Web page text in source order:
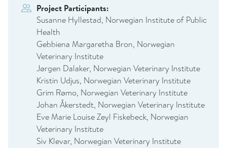
Project Participants:
Susanne Hyllestad, Norwegian Institute of Public
Health
Gebbiena Margaretha Bron, Norwegian
Veterinary Institute
Jørgen Dalaker, Norwegian Veterinary Institute
Kristin Udjus, Norwegian Veterinary Institute
Grim Rømo, Norwegian Veterinary Institute
Johan Åkerstedt, Norwegian Veterinary Institute
Eve Marie Louise Zeyl Fiskebeck, Norwegian
Veterinary Institute
Siv Klevar, Norwegian Veterinary Institute